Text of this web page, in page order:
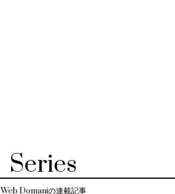
Series
Web Domaniの連載記事